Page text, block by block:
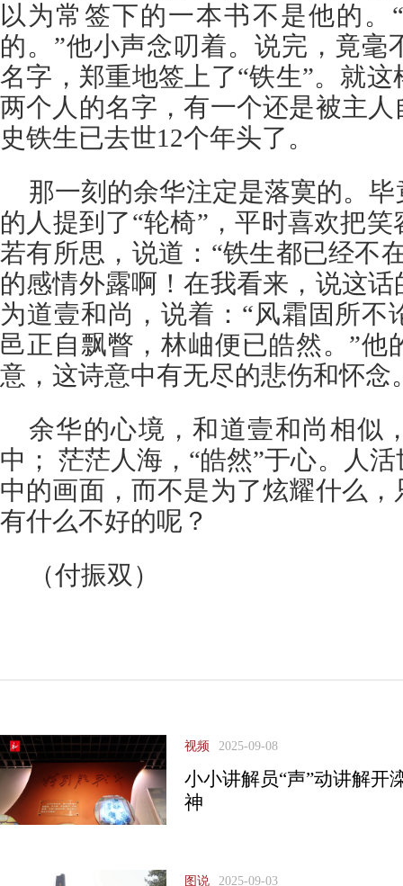
以为常签下的一本书不是他的
的。”他小声念叨着。说完，竟毫
名字，郑重地签上了“铁生”。就
两个人的名字，有一个还是被主
史铁生已去世12个年头了。
那一刻的余华注定是落寞的。
的人提到了“轮椅”，平时喜欢把
若有所思，说道：“铁生都已经不
的感情外露啊！在我看来，说这
为道壹和尚，说着：“风霜固所不
邑正自飘瞥，林岫便已皓然。”他
意，这诗意中有无尽的悲伤和怀念
余华的心境，和道壹和尚相似
中； 茫茫人海，“皓然”于心。人
中的画面，而不是为了炫耀什么
有什么不好的呢？
（付振双）
视频 2025-09-08
小小讲解员“声”动讲解开
神
图说 2025-09-03